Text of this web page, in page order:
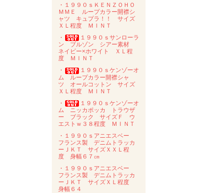
・１９９０ｓＫＥＮＺＯＨＯ
ＭＭＥ ループカラー開襟シ
ャツ キュプラ！！ サイズ
ＸＬ程度 ＭＩＮＴ
・
１９９０ｓサンローラ
ン ブルゾン シアー素材
ネイビー×ホワイト ＸＬ程
度 ＭＩＮＴ
・
１９９０ｓケンゾーオ
ム ループカラー開襟シャ
ツ オールコットン サイズ
ＸＬ程度 ＭＩＮＴ
・
１９９０ｓケンゾーオ
ム ニッカポッカ トラウザ
ー ブラック サイズＦ ウ
エストｗ３８程度 ＭＩＮＴ
・１９９０ｓアニエスベー
フランス製 デニムトラッカ
ーＪＫＴ サイズＸＸＬ程
度 身幅６７㎝
・１９９０ｓアニエスベー
フランス製 デニムトラッカ
ーＪＫＴ サイズＸＬ程度
身幅６４